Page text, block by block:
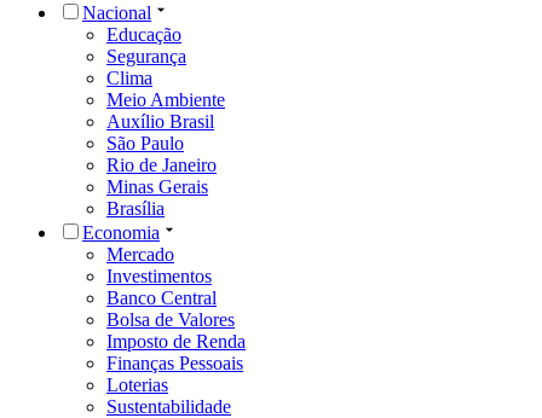
Nacional
Educação
Segurança
Clima
Meio Ambiente
Auxílio Brasil
São Paulo
Rio de Janeiro
Minas Gerais
Brasília
Economia
Mercado
Investimentos
Banco Central
Bolsa de Valores
Imposto de Renda
Finanças Pessoais
Loterias
Sustentabilidade